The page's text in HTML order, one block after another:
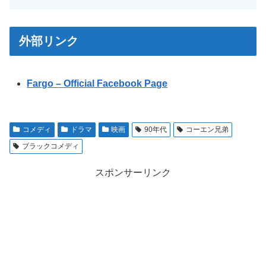
外部リンク
Fargo – Official Facebook Page
コメディ ドラマ 映画 90年代
コーエン兄弟
ブラックコメディ
スポンサーリンク